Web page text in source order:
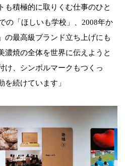
も積極的に取りくむ仕事のひと
の「ほしいも学校」、2008年か
の最高級ブランド立ち上げにも
濃焼の全体を世界に伝えようと
け、シンボルマークもつくっ
続けています」